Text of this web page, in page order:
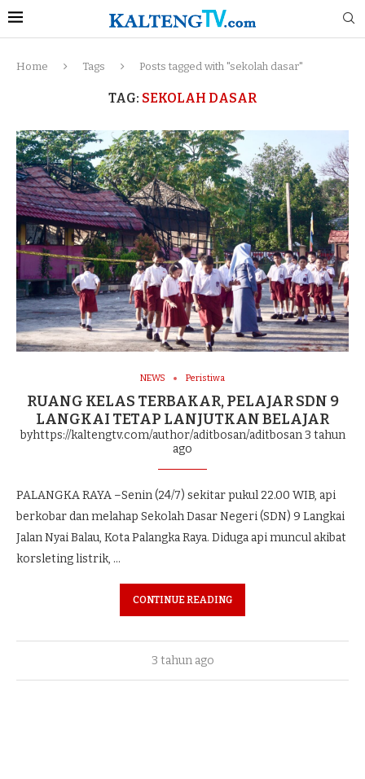
Home Tags Posts tagged with "sekolah dasar"
TAG: SEKOLAH DASAR
NEWS Peristiwa
RUANG KELAS TERBAKAR, PELAJAR SDN 9
LANGKAI TETAP LANJUTKAN BELAJAR
byhttps://kaltengtv.com/author/aditbosan/aditbosan3 tahun
ago
PALANGKA RAYA –Senin (24/7) sekitar pukul 22.00 WIB, api
berkobar dan melahap Sekolah Dasar Negeri (SDN) 9 Langkai
Jalan Nyai Balau, Kota Palangka Raya. Diduga api muncul akibat
korsleting listrik, …
CONTINUE READING
3 tahun ago